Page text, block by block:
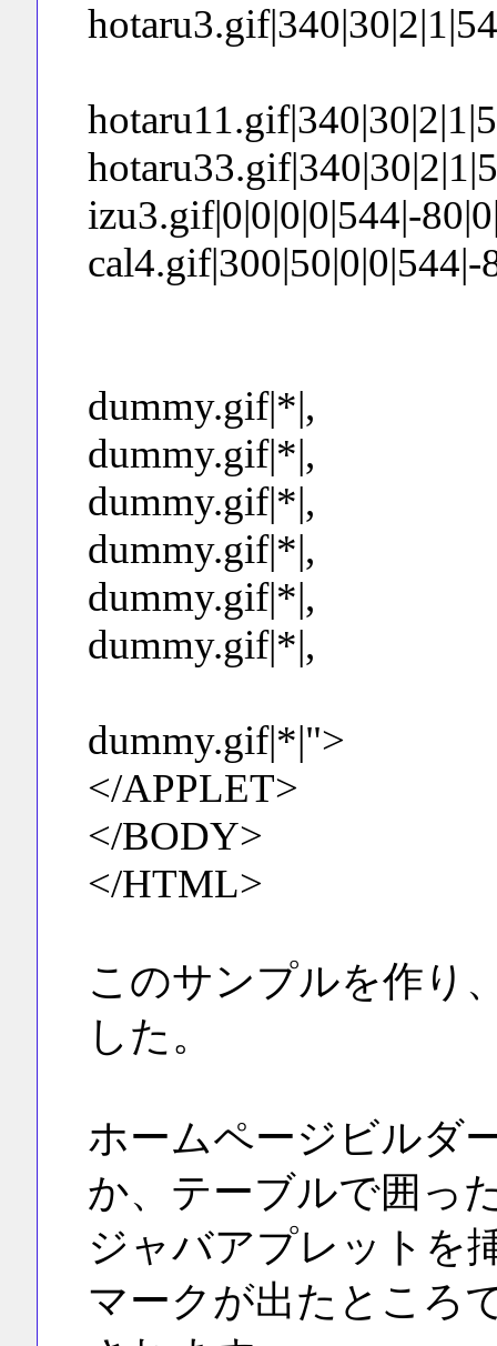
izu3.gif|0|0|0|0|544|-
cal4.gif|300|50|0|0|544|-
dummy.gif|*|,
dummy.gif|*|,
dummy.gif|*|,
dummy.gif|*|,
dummy.gif|*|,
dummy.gif|*|,
dummy.gif|*|">
</APPLET>
</BODY>
</HTML>
このサンプルを作り
した。
ホームページビルダ
か、テーブルで囲っ
ジャバアプレットを
マークが出たところ